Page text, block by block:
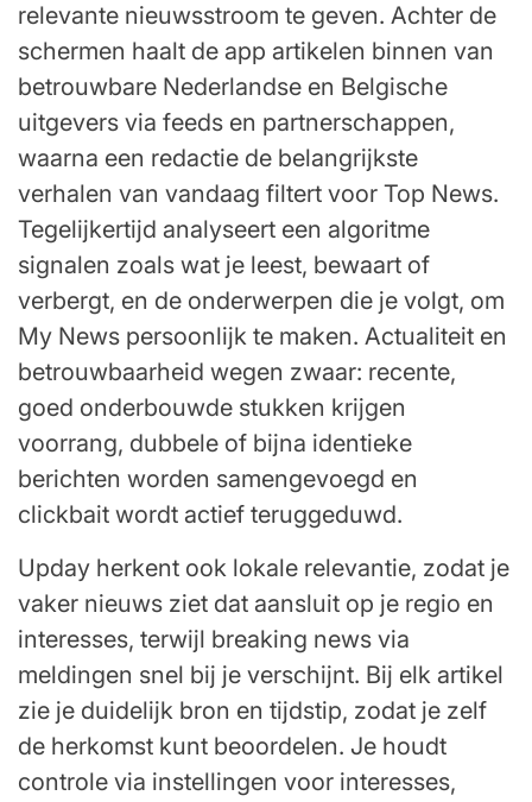
relevante nieuwsstroom te geven. Achter de
schermen haalt de app artikelen binnen van
betrouwbare Nederlandse en Belgische
uitgevers via feeds en partnerschappen,
waarna een redactie de belangrijkste
verhalen van vandaag filtert voor Top News.
Tegelijkertijd analyseert een algoritme
signalen zoals wat je leest, bewaart of
verbergt, en de onderwerpen die je volgt, om
My News persoonlijk te maken. Actualiteit en
betrouwbaarheid wegen zwaar: recente,
goed onderbouwde stukken krijgen
voorrang, dubbele of bijna identieke
berichten worden samengevoegd en
clickbait wordt actief teruggeduwd.
Upday herkent ook lokale relevantie, zodat je
vaker nieuws ziet dat aansluit op je regio en
interesses, terwijl breaking news via
meldingen snel bij je verschijnt. Bij elk artikel
zie je duidelijk bron en tijdstip, zodat je zelf
de herkomst kunt beoordelen. Je houdt
controle via instellingen voor interesses,